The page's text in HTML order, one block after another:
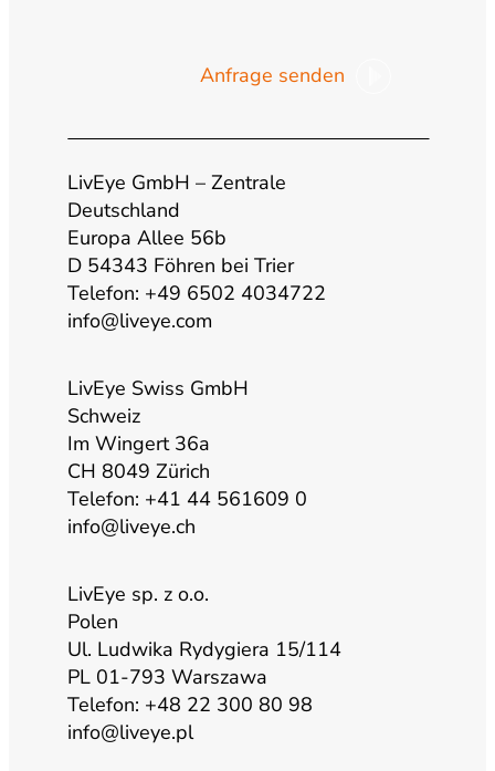
u
t
b
s
t
g
e
k
Anfrage senden
LivEye GmbH – Zentrale
Deutschland
Europa Allee 56b
D 54343 Föhren bei Trier
Telefon: +49 6502 4034722
info@liveye.com
LivEye Swiss GmbH
Schweiz
Im Wingert 36a
CH 8049 Zürich
Telefon: +41 44 561609 0
info@liveye.ch
LivEye sp. z o.o.
Polen
Ul. Ludwika Rydygiera 15/114
PL 01-793 Warszawa
Telefon: +48 22 300 80 98
info@liveye.pl